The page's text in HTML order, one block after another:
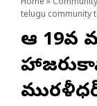
Home » Community
telugu community
ఆటా